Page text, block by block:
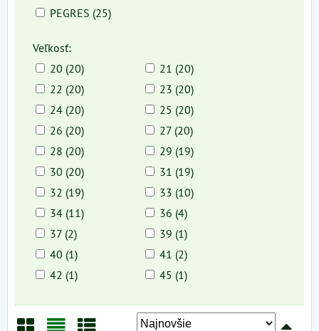
PEGRES (25)
Veľkosť:
20 (20)
21 (20)
22 (20)
23 (20)
24 (20)
25 (20)
26 (20)
27 (20)
28 (20)
29 (19)
30 (20)
31 (19)
32 (19)
33 (10)
34 (11)
36 (4)
37 (2)
39 (1)
40 (1)
41 (2)
42 (1)
45 (1)